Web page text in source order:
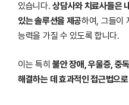
있습니다.상담사와 치료사들은
있는 솔루션을 제공하여, 그들이
능력을 가질 수 있도록 합니다.
이는 특히불안 장애, 우울증, 중
해결하는 데 효과적인 접근법으